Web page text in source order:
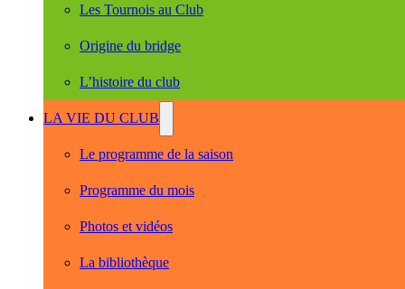
Les Tournois au Club
Origine du bridge
L’histoire du club
LA VIE DU CLUB
Le programme de la saison
Programme du mois
Photos et vidéos
La bibliothèque